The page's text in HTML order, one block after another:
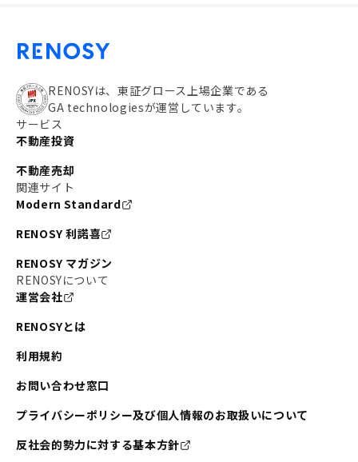
RENOSYは、東証グロース上場企業である
GA technologiesが運営しています。
サービス
不動産投資
不動産売却
関連サイト
Modern Standard
RENOSY 利諾喜
RENOSY マガジン
RENOSYについて
運営会社
RENOSYとは
利用規約
お問い合わせ窓口
プライバシーポリシー及び個人情報のお取扱いについて
反社会的勢力に対する基本方針